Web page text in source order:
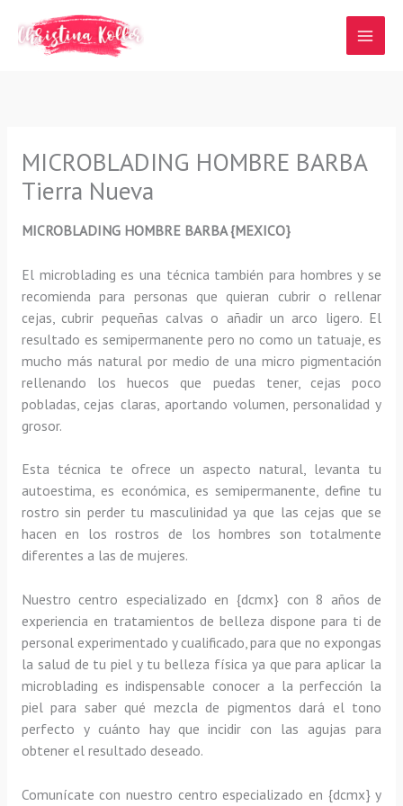
contenido
MICROBLADING HOMBRE BARBA
Tierra Nueva
MICROBLADING HOMBRE BARBA {MEXICO}
El microblading es una técnica también para hombres y se
recomienda para personas que quieran cubrir o rellenar
cejas, cubrir pequeñas calvas o añadir un arco ligero.El
resultado es semipermanente pero no como un tatuaje, es
mucho más natural por medio de una micro pigmentación
rellenando los huecos que puedas tener, cejas poco
pobladas, cejas claras, aportando volumen, personalidad y
grosor.
Esta técnica te ofrece un aspecto natural, levanta tu
autoestima, es económica, es semipermanente, define tu
rostro sin perder tu masculinidad ya que las cejas que se
hacen en los rostros de los hombres son totalmente
diferentes a las de mujeres.
Nuestro centro especializado en {dcmx} con 8 años de
experiencia en tratamientos de belleza dispone para ti de
personal experimentado y cualificado, para que no expongas
la salud de tu piel y tu belleza física ya que para aplicar la
microblading es indispensable conocer a la perfección la
piel para saber qué mezcla de pigmentos dará el tono
perfecto y cuánto hay que incidir con las agujas para
obtener el resultado deseado.
Comunícate con nuestro centro especializado en {dcmx} y